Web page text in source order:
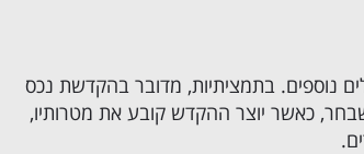
נוספים. בתמציתיות, מדובר בהקדשת נכס
כאשר יוצר ההקדש קובע את מטרותיו,